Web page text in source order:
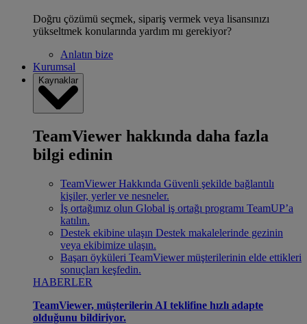
Doğru çözümü seçmek, sipariş vermek veya lisansınızı
yükseltmek konularında yardım mı gerekiyor?
Anlatın bize
Kurumsal
Kaynaklar
TeamViewer hakkında daha fazla
bilgi edinin
TeamViewer Hakkında Güvenli şekilde bağlantılı
kişiler, yerler ve nesneler.
İş ortağımız olun Global iş ortağı programı TeamUP’a
katılın.
Destek ekibine ulaşın Destek makalelerinde gezinin
veya ekibimize ulaşın.
Başarı öyküleri TeamViewer müşterilerinin elde ettikleri
sonuçları keşfedin.
HABERLER
TeamViewer, müşterilerin AI teklifine hızlı adapte
olduğunu bildiriyor.